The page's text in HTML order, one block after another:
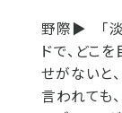
野際▶ 「
ドで、どこ
せがないと
言われても